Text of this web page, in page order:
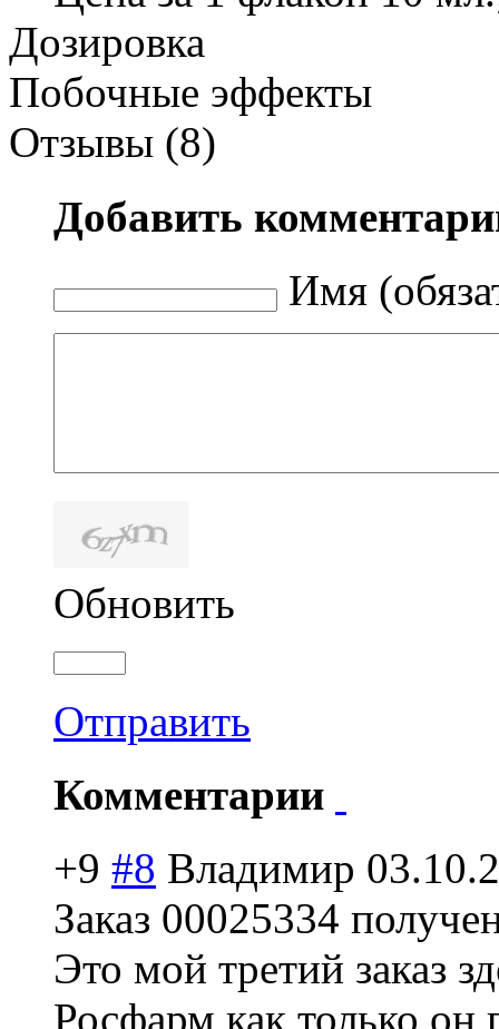
Дозировка
Побочные эффекты
Отзывы (8)
Добавить
Имя
Обновить
Отправить
Комментарии
+9 #8 Владимир
Заказ 00025334
Это мой третий заказ
Росфарм как только он